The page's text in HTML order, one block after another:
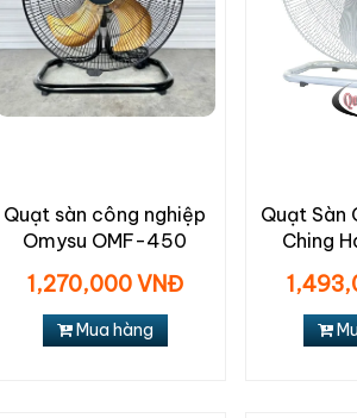
Quạt sàn công nghiệp
Omysu OMF-450
1,270,000 VNĐ
Mua hàng
Quạt Sàn
Ching